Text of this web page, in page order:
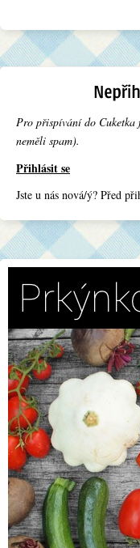
Pro přispívání do
neměli spam).
Přihlásit se
Jste u nás nová/ý? Před